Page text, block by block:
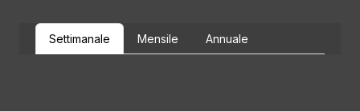
Settimanale Mensile Annuale